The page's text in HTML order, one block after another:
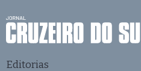
Editorias